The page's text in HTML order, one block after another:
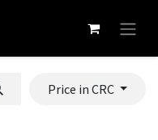
Price in CRC